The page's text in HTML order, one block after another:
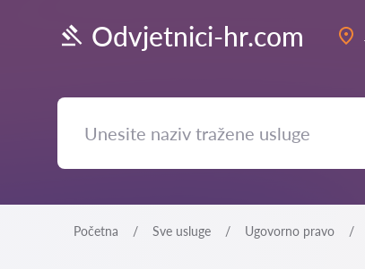
Odvjetnici-hr.com
Početna Sve usluge Ugovorno pravo